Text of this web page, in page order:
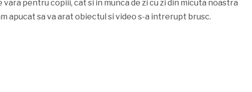
pentru copiii, cat si in munca de zi cu zi din micuta noastra
apucat sa va arat obiectul si video s-a intrerupt brusc.